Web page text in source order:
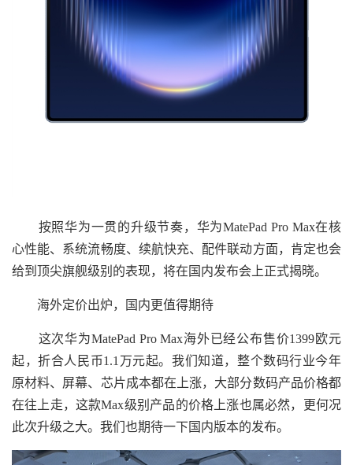
按照华为一贯的升级节奏，华为MatePad Pro Max在核
心性能、系统流畅度、续航快充、配件联动方面，肯定也会
给到顶尖旗舰级别的表现，将在国内发布会上正式揭晓。
海外定价出炉，国内更值得期待
这次华为MatePad Pro Max海外已经公布售价1399欧元
起，折合人民币1.1万元起。我们知道，整个数码行业今年
原材料、屏幕、芯片成本都在上涨，大部分数码产品价格都
在往上走，这款Max级别产品的价格上涨也属必然，更何况
此次升级之大。我们也期待一下国内版本的发布。